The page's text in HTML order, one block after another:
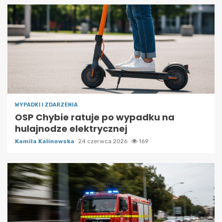
WYPADKI I ZDARZENIA
OSP Chybie ratuje po wypadku na
hulajnodze elektrycznej
Kamila Kalinowska 24 czerwca 2026 169